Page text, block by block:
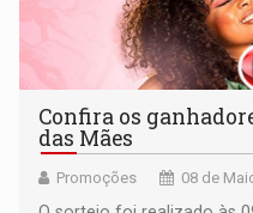
Confira os
das Mães
Promoções 08 de